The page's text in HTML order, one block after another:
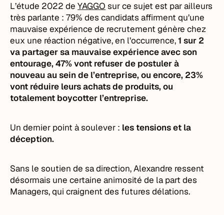
L’étude 2022 deYAGGO sur ce sujet est par ailleurs
très parlante : 79% des candidats affirment qu’une
mauvaise expérience de recrutement génère chez
eux une réaction négative, en l’occurrence,1 sur 2
va partager sa mauvaise expérience avec son
entourage, 47% vont refuser de postuler à
nouveau au sein de l’entreprise, ou encore, 23%
vont réduire leurs achats de produits, ou
totalement boycotter l’entreprise.
Un dernier point à soulever : les tensions et la
déception.
Sans le soutien de sa direction, Alexandre ressent
désormais une certaine animosité de la part des
Managers, qui craignent des futures délations.